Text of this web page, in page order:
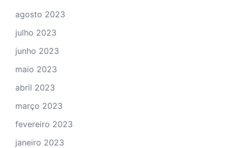
agosto 2023
julho 2023
junho 2023
maio 2023
abril 2023
março 2023
fevereiro 2023
janeiro 2023